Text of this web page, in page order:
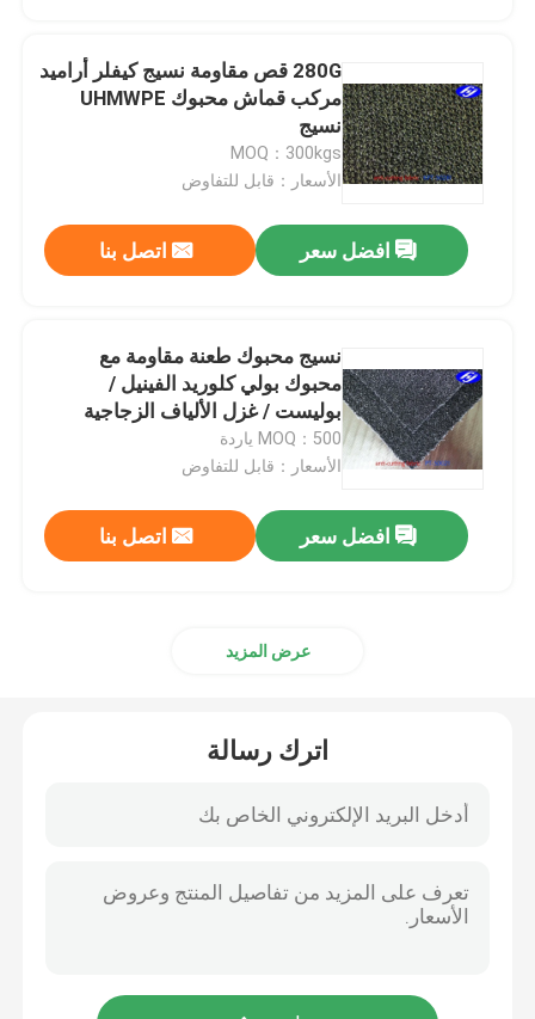
أشرطة فيديو
280G قص مقاومة نسيج كيفلر أراميد
مركب قماش محبوك UHMWPE
نسيج
MOQ：300kgs
الأسعار：قابل للتفاوض
افضل سعر اتصل بنا
نسيج محبوك طعنة مقاومة مع
محبوك بولي كلوريد الفينيل /
بوليست / غزل الألياف الزجاجية
المركبة
MOQ：500 ياردة
الأسعار：قابل للتفاوض
افضل سعر اتصل بنا
عرض المزيد
اترك رسالة